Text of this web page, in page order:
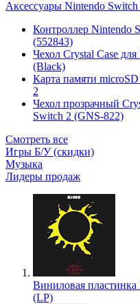
Аксессуары Nintendo Switch
Контроллер Nintendo
(552843)
Чехол Сrystal Сase
(Black)
Карта памяти
2
Чехол прозрачный
Switch 2 (GNS-822)
Смотреть все
Игры Б/У (скидки)
Музыка
Лидеры продаж
Виниловая
(LP)